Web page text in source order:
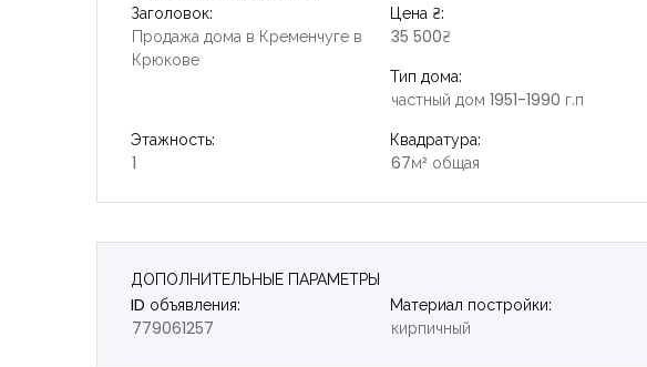
Заголовок:
Продажа дома в Кременчуге в
Крюкове
Цена ₴:
35 500₴
Тип дома:
частный дом 1951-1990 г.п
Этажность:
1
Квадратура:
67м² общая
ДОПОЛНИТЕЛЬНЫЕ ПАРАМЕТРЫ
ID объявления:
779061257
Материал постройки:
кирпичный